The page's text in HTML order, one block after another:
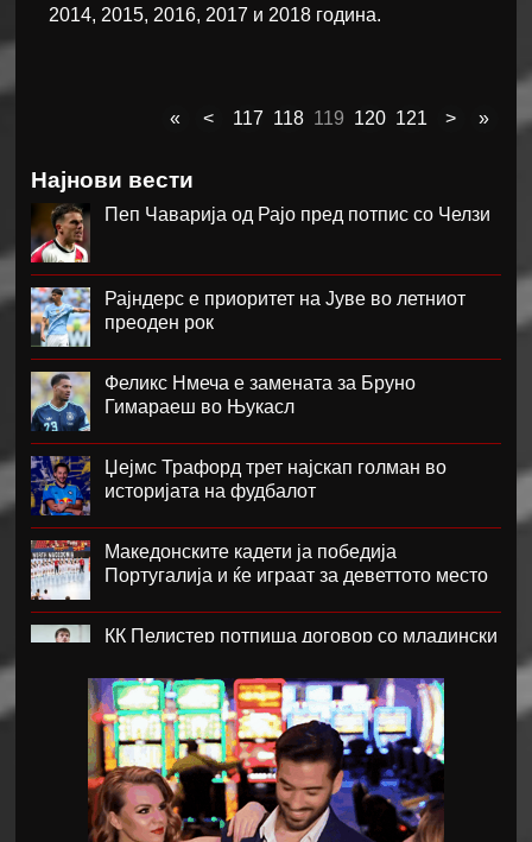
2014, 2015, 2016, 2017 и 2018 година.
« < 117 118 119 120 121 > »
Најнови вести
Пеп Чаварија од Рајо пред потпис со Челзи
Рајндерс е приоритет на Јуве во летниот
преоден рок
Феликс Нмеча е замената за Бруно
Гимараеш во Њукасл
Џејмс Трафорд трет најскап голман во
историјата на фудбалот
Македонските кадети ја победија
Португалија и ќе играат за деветтото место
КК Пелистер потпиша договор со младински
Магнес Аклиуш официјално претставен во
Париз
Мики ван де Вен се согласи на нов договор
со Тотенхем